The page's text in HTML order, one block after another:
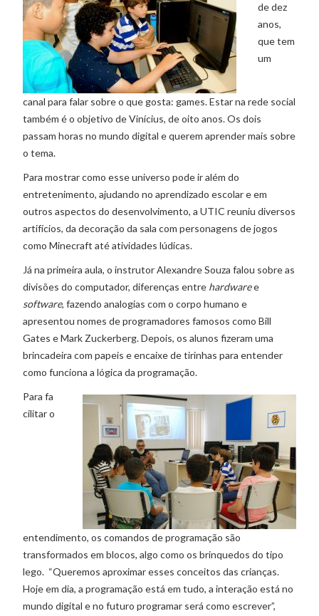
de dez
anos,
que tem
um
canal para falar sobre o que gosta: games. Estar na rede social
também é o objetivo de Vinícius, de oito anos. Os dois
passam horas no mundo digital e querem aprender mais sobre
o tema.
Para mostrar como esse universo pode ir além do
entretenimento, ajudando no aprendizado escolar e em
outros aspectos do desenvolvimento, a UTIC reuniu diversos
artifícios, da decoração da sala com personagens de jogos
como Minecraft até atividades lúdicas.
Já na primeira aula, o instrutor Alexandre Souza falou sobre as
divisões do computador, diferenças entre hardwaree
software, fazendo analogias com o corpo humano e
apresentou nomes de programadores famosos como Bill
Gates e Mark Zuckerberg. Depois, os alunos fizeram uma
brincadeira com papeis e encaixe de tirinhas para entender
como funciona a lógica da programação.
Para fa
cilitar o
entendimento, os comandos de programação são
transformados em blocos, algo como os brinquedos do tipo
lego. “Queremos aproximar esses conceitos das crianças.
Hoje em dia, a programação está em tudo, a interação está no
mundo digital e no futuro programar será como escrever”,